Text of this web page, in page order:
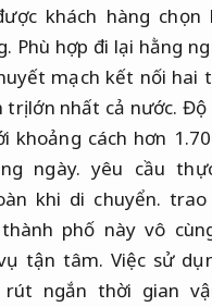
khách hàng chọn
Phù hợp đi lại hằng
mạch kết nối hai
trị lớn nhất cả nước. Độ
khoảng cách hơn
ngày. yêu cầu
khi di chuyển. trao
phố này vô
tận tâm. Việc sử
ngắn thời gian